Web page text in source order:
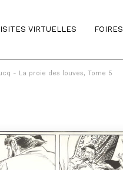
VIRTUELLES FOIRES
- La proie des louves, Tome 5